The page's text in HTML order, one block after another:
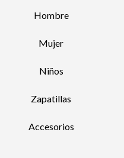
Hombre
Mujer
Niños
Zapatillas
Accesorios